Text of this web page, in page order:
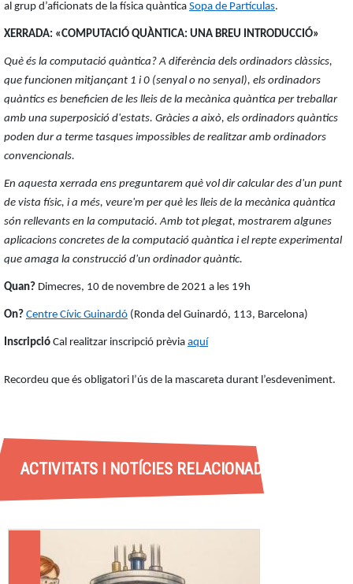
al grup d’aficionats de la física quàntica Sopa de Partículas.
XERRADA: «COMPUTACIÓ QUÀNTICA: UNA BREU INTRODUCCIÓ»
Què és la computació quàntica? A diferència dels ordinadors clàssics,
que funcionen mitjançant 1 i 0 (senyal o no senyal), els ordinadors
quàntics es beneficien de les lleis de la mecànica quàntica per treballar
amb una superposició d'estats. Gràcies a això, els ordinadors quàntics
poden dur a terme tasques impossibles de realitzar amb ordinadors
convencionals.
En aquesta xerrada ens preguntarem què vol dir calcular des d'un punt
de vista físic, i a més, veure'm per què les lleis de la mecànica quàntica
són rellevants en la computació. Amb tot plegat, mostrarem algunes
aplicacions concretes de la computació quàntica i el repte experimental
que amaga la construcció d'un ordinador quàntic.
Quan? Dimecres, 10 de novembre de 2021 a les 19h
On? Centre Cívic Guinardó (Ronda del Guinardó, 113, Barcelona)
Inscripció Cal realitzar inscripció prèvia aquí
Recordeu que és obligatori l’ús de la mascareta durant l’esdeveniment.
ACTIVITATS I NOTÍCIES RELACIONADES